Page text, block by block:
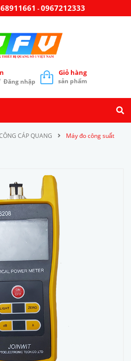
-0967212333
Đăng nhập
Giỏ hàng
sản phẩm
CÁP QUANG
Máy đo công suất